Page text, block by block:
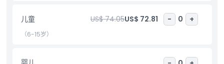
儿童成人政策
排除项
儿童 US$ 74.05US$ 72.81 - 0 +
（6-15岁）